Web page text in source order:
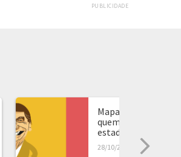
PUBLICIDADE
Mapa de presidente:
quem ganhou em
estado...
28/10/2018